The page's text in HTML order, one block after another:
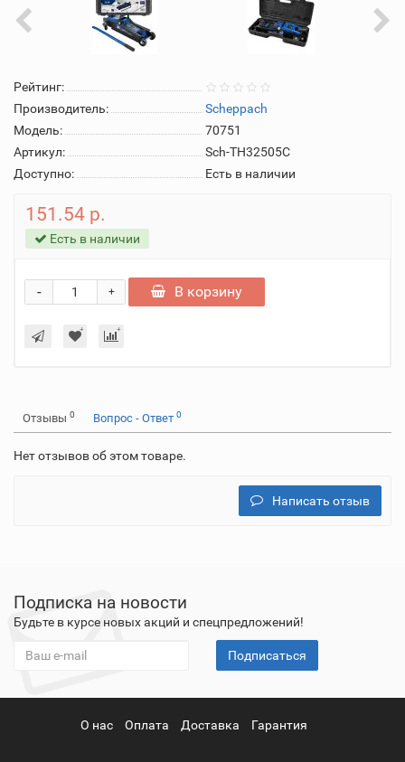
Рейтинг:
Производитель:
Scheppach
Модель:
70751
Артикул:
Sch-TH32505C
Доступно:
Есть в наличии
151.54 р.
Есть в наличии
+
- В корзину
Отзывы 0 Вопрос - Ответ 0
Нет отзывов об этом товаре.
Написать отзыв
Подписка на новости
Будьте в курсе новых акций и спецпредложений!
Подписаться
О нас Оплата Доставка Гарантия